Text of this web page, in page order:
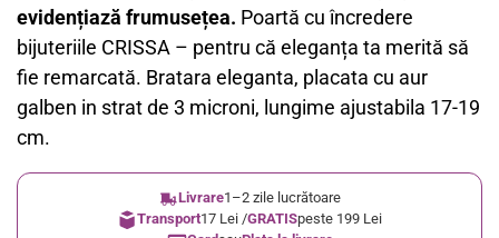
evidențiază frumusețea. Poartă cu încredere
bijuteriile CRISSA – pentru că eleganța ta merită să
fie remarcată. Bratara eleganta, placata cu aur
galben in strat de 3 microni, lungime ajustabila 17-19
cm.
Livrare1–2 zile lucrătoare
Transport17 Lei /GRATISpeste 199 Lei